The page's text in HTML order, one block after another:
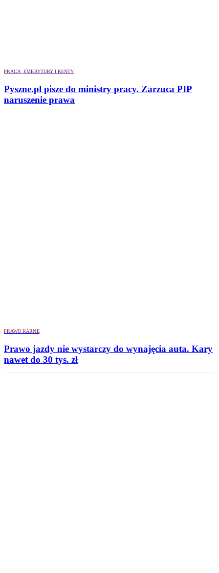
PRACA, EMERYTURY I RENTY
Pyszne.pl pisze do ministry pracy. Zarzuca PIP
naruszenie prawa
PRAWO KARNE
Prawo jazdy nie wystarczy do wynajęcia auta. Kary
nawet do 30 tys. zł